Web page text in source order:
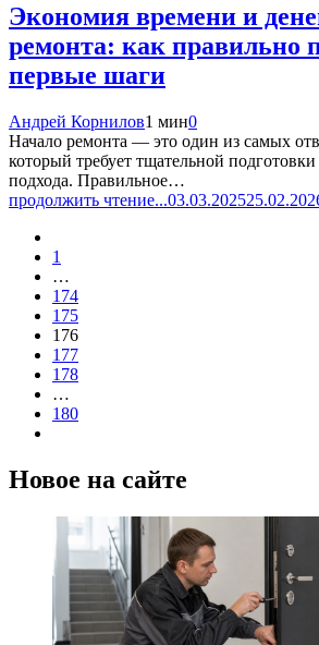
Экономия времени и
ремонта: как правильно
первые шаги
Андрей Корнилов1 мин0
Начало ремонта — это один из самых
который требует тщательной
подхода. Правильное…
продолжить чтение...03.03.2025
1
…
174
175
176
177
178
…
180
Новое на сайте